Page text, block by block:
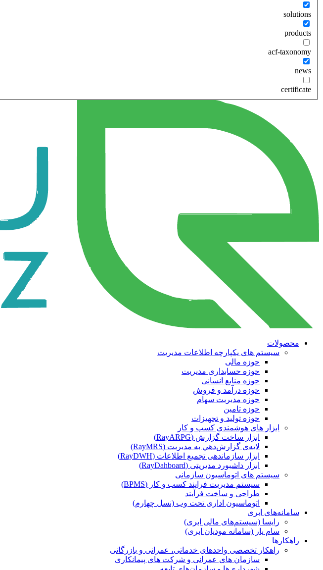
solutions
products
acf-taxonomy
news
certificate
محصولات
سیستم های یکپارچه اطلاعات مدیریت
حوزه مالی
حوزه حسابداری مدیریت
حوزه منابع انسانی
حوزه درآمد و فروش
حوزه مدیریت سهام
حوزه تامین
حوزه تولید و تجهیزات
ابزار های هوشمندی کسب و کار
ابزار ساخت گزارش (RayARPG)
لایه‌ی گزارش‌دهي به مديريت (RayMRS)
ابزار سازماندهی تجمیع اطلاعات (RayDWH)
ابزار داشبورد مدیریتی (RayDahboard)
سیستم های اتوماسیون سازمانی
سیستم مدیریت فرایند کسب و کار (BPMS)
طراحی و ساخت فرآیند
اتوماسیون اداری تحت وب (نسل چهارم)
سامانه‌های ابری
رایسا (سیستم‌های مالی ابری)
سام یار (سامانه مودیان ابری)
راهکارها
راهکار تخصصی واحدهای خدماتی، عمرانی و بازرگانی
سازمان های عمرانی و شرکت های پیمانکاری